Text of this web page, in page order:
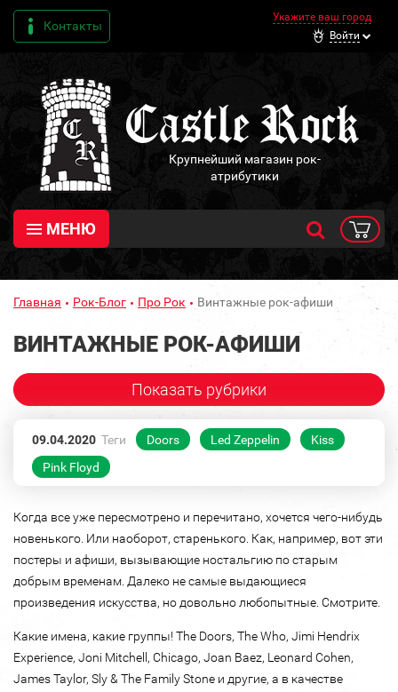
Контакты
Укажите ваш город
Войти
Крупнейший магазин рок-
атрибутики
МЕНЮ
Главная Рок-Блог Про Рок Винтажные рок-афиши
ВИНТАЖНЫЕ РОК-АФИШИ
Показать рубрики
09.04.2020 Теги Doors Led Zeppelin
Kiss
Pink Floyd
Когда все уже пересмотрено и перечитано, хочется чего-нибудь
новенького. Или наоборот, старенького. Как, например, вот эти
постеры и афиши, вызывающие ностальгию по старым
добрым временам. Далеко не самые выдающиеся
произведения искусства, но довольно любопытные. Смотрите.
Какие имена, какие группы! The Doors, The Who, Jimi Hendrix
Experience, Joni Mitchell, Chicago, Joan Baez, Leonard Cohen,
James Taylor, Sly & The Family Stone и другие, а в качестве